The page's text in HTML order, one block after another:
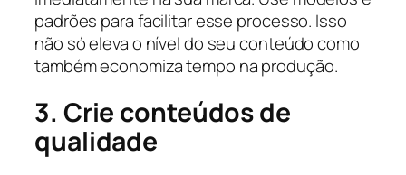
padrões para facilitar esse processo. Isso
não só eleva o nível do seu conteúdo como
também economiza tempo na produção.
3. Crie conteúdos de
qualidade